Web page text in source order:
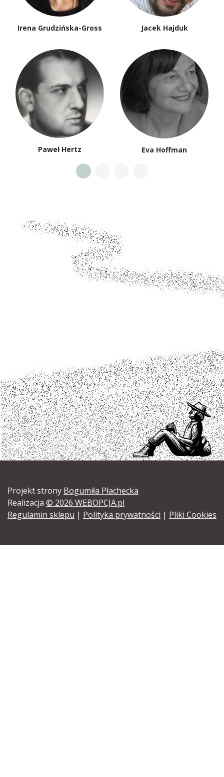
Irena Grudzińska-Gross Jacek Hajduk
Paweł Hertz Eva Hoffman
Projekt strony Bogumiła Płachecka
Realizacja © 2026 WEBOPCJA.pl
Regulamin sklepu | Polityka prywatności | Pliki Cookies